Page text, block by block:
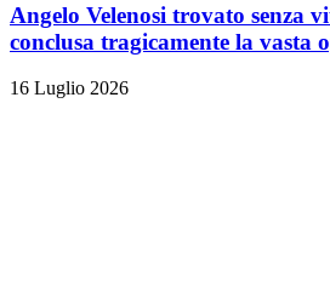
Angelo Velenosi trovato senza
conclusa tragicamente la vasta
16 Luglio 2026